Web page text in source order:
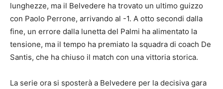
lunghezze, ma il Belvedere ha trovato un ultimo guizzo
con Paolo Perrone, arrivando al -1. A otto secondi dalla
fine, un errore dalla lunetta del Palmi ha alimentato la
tensione, ma il tempo ha premiato la squadra di coach De
Santis, che ha chiuso il match con una vittoria storica.
La serie ora si sposterà a Belvedere per la decisiva gara